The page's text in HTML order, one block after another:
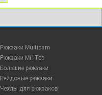
Рюкзаки Multicam
Рюкзаки Mil-Tec
Большие рюкзаки
Рейдовые рюкзаки
Чехлы для рюкзаков